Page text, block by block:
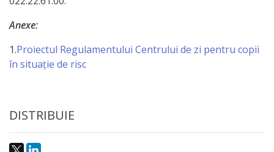
Știri
și
Acte
și
Anexe:
1.Proiectul Regulamentului Centrului de zi pentru copii
în situație de risc
DISTRIBUIE